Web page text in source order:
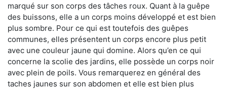
marqué sur son corps des tâches roux. Quant à la guêpe
des buissons, elle a un corps moins développé et est bien
plus sombre. Pour ce qui est toutefois des guêpes
communes, elles présentent un corps encore plus petit
avec une couleur jaune qui domine. Alors qu’en ce qui
concerne la scolie des jardins, elle possède un corps noir
avec plein de poils. Vous remarquerez en général des
taches jaunes sur son abdomen et elle est bien plus